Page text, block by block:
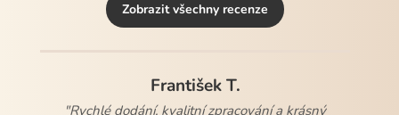
Zobrazit všechny recenze
"Rychlé dodání, kvalitní zpracování a krásný
Hana V.